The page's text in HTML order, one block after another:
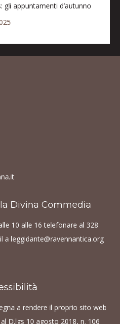
gli appuntamenti d’autunno
Divina Commedia
10 alle 16 telefonare al 328
a leggidante@ravennantica.org
a rendere il proprio sito web
D.lgs 10 agosto 2018, n. 106